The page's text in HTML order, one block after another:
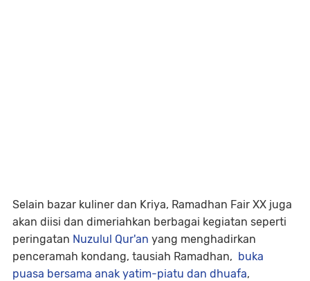
Selain bazar kuliner dan Kriya, Ramadhan Fair XX juga
akan diisi dan dimeriahkan berbagai kegiatan seperti
peringatan Nuzulul Qur'an yang menghadirkan
penceramah kondang, tausiah Ramadhan, buka
puasa bersama anak yatim-piatu dan dhuafa,